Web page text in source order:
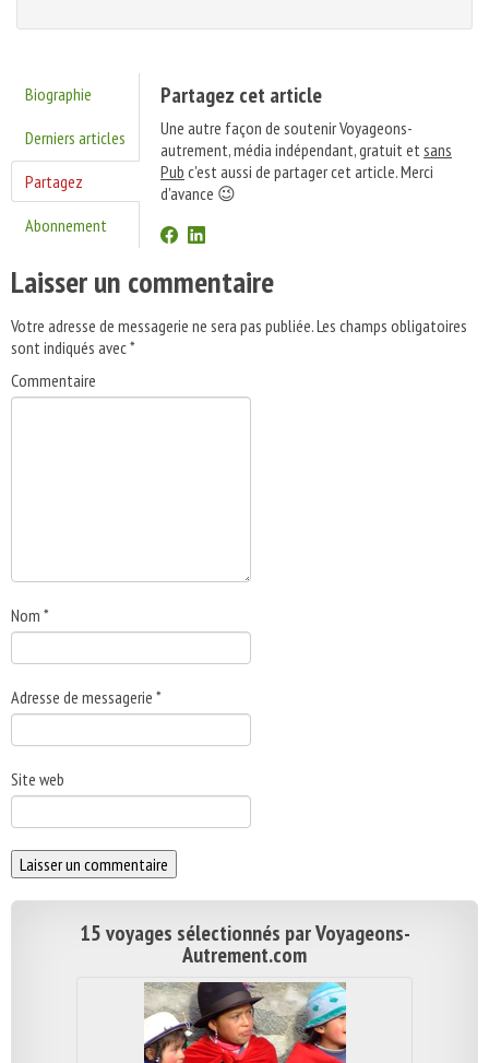
Biographie
Derniers articles
Partagez
Abonnement
Partagez cet article
Une autre façon de soutenir Voyageons-
autrement, média indépendant, gratuit etsans
Pub c'est aussi de partager cet article. Merci
d'avance 😉
Laisser un commentaire
Votre adresse de messagerie ne sera pas publiée.Les champs obligatoires
sont indiqués avec*
Commentaire
Nom *
Adresse de messagerie *
Site web
15 voyages sélectionnés par Voyageons-
Autrement.com